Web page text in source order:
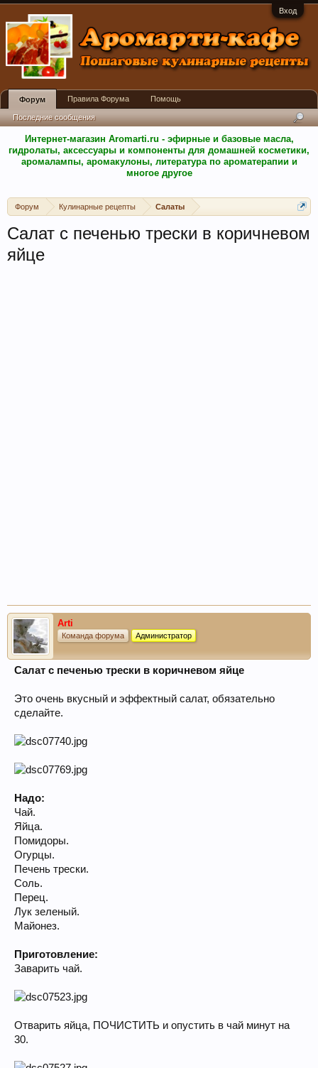
Вход
Интернет-магазин Aromarti.ru - эфирные и базовые масла,
гидролаты, аксессуары и компоненты для домашней косметики,
аромалампы, аромакулоны, литература по ароматерапии и
многое другое
Форум Кулинарные рецепты Салаты
Салат с печенью трески в коричневом
яйце
Arti
Команда форума Администратор
Салат с печенью трески в коричневом яйце
Это очень вкусный и эффектный салат, обязательно
сделайте.
Надо:
Чай.
Яйца.
Помидоры.
Огурцы.
Печень трески.
Соль.
Перец.
Лук зеленый.
Майонез.
Приготовление:
Заварить чай.
Отварить яйца, ПОЧИСТИТЬ и опустить в чай минут на
30.
Форум
Последние сообщения
Правила Форума Помощь